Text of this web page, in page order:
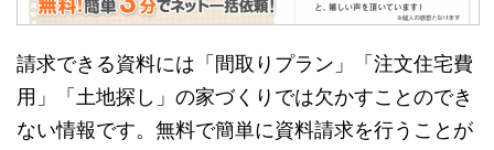
請求できる資料には「間取りプラン」「注文住宅費
用」「土地探し」の家づくりでは欠かすことのでき
ない情報です。無料で簡単に資料請求を行うことが